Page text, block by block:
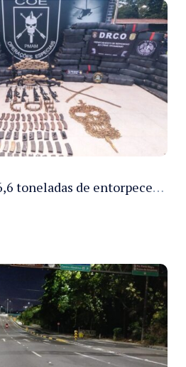
PMAM apreende 16,6 toneladas de entorpecentes e registra aumento nas prisões em flagrante e nas capturas de foragidos no primeiro semestre de 2026